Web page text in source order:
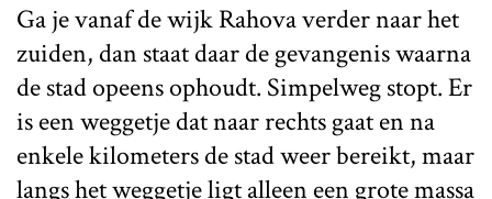
Ga je vanaf de wijk Rahova verder naar het
zuiden, dan staat daar de gevangenis waarna
de stad opeens ophoudt. Simpelweg stopt. Er
is een weggetje dat naar rechts gaat en na
enkele kilometers de stad weer bereikt, maar
langs het weggetje ligt alleen een grote massa